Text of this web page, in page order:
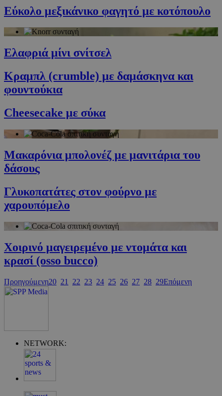
Εύκολο μεξικάνικο φαγητό με κοτόπουλο
Ελαφριά μίνι σνίτσελ
Κραμπλ (crumble) με δαμάσκηνα και
φουντούκια
Cheesecake με σύκα
Μακαρόνια μπολονέζ με μανιτάρια του
δάσους
Γλυκοπατάτες στον φούρνο με
χαρουπόμελο
Χοιρινό μαγειρεμένο με ντομάτα και
κρασί (osso bucco)
Προηγούμενη20 21 22 23 24 25 26 27 28 29Επόμενη
NETWORK:
Ονοματεπώνυμο
Προμηθευτής/
Λήξη
G_ENABLED_IDPS
Google LLC
συνεδρία
cyprus.wiz-
guide.com
Google Privacy Policy